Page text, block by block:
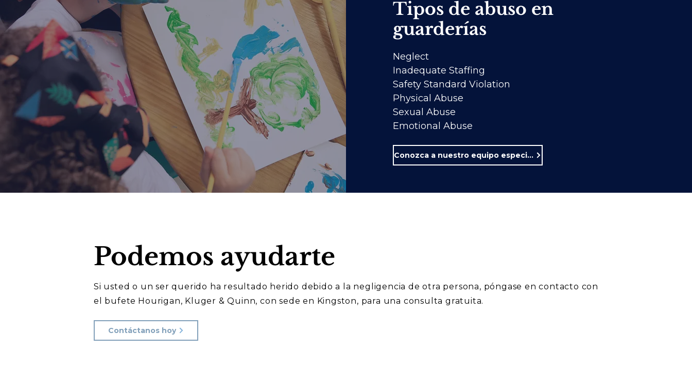
Tipos de abuso en
guarderías
Neglect
Inadequate Staffing
Safety Standard Violation
Physical Abuse
Sexual Abuse
Emotional Abuse
Conozca a nuestro equipo especializado en casos de abuso en guarderías.
Podemos ayudarte
Si usted o un ser querido ha resultado herido debido a la negligencia de otra persona, póngase en contacto con
el bufete Hourigan, Kluger & Quinn, con sede en Kingston, para una consulta gratuita.
Contáctanos hoy